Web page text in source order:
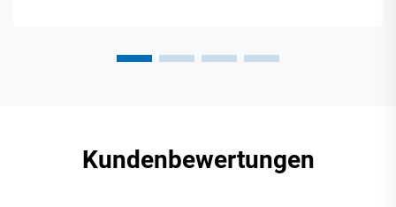
Kundenbewertungen